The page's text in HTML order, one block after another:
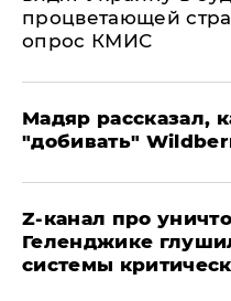
процветающей
опрос КМИС
Мадяр рассказал,
"добивать"
Z-канал про
Геленджике
системы